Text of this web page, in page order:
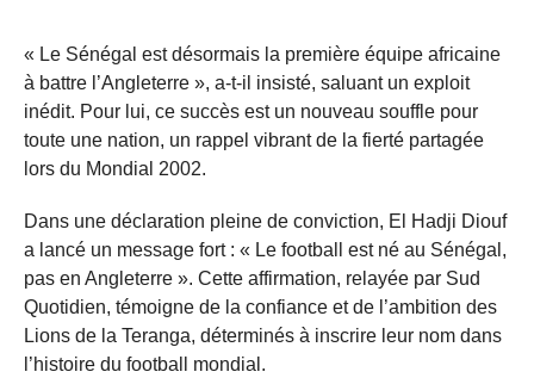
« Le Sénégal est désormais la première équipe africaine
à battre l’Angleterre », a-t-il insisté, saluant un exploit
inédit. Pour lui, ce succès est un nouveau souffle pour
toute une nation, un rappel vibrant de la fierté partagée
lors du Mondial 2002.
Dans une déclaration pleine de conviction, El Hadji Diouf
a lancé un message fort : « Le football est né au Sénégal,
pas en Angleterre ». Cette affirmation, relayée par Sud
Quotidien, témoigne de la confiance et de l’ambition des
Lions de la Teranga, déterminés à inscrire leur nom dans
l’histoire du football mondial.